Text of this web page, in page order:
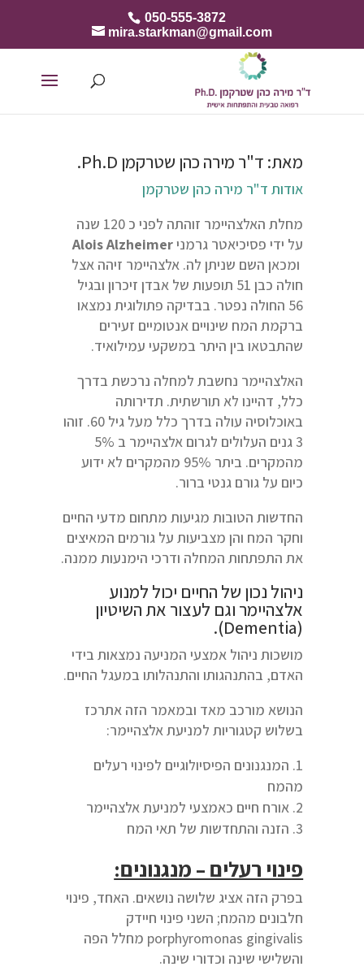
050-555-3872
mira.starkman@gmail.com
מאת: ד"ר מירה כהן שטרקמן Ph.D.
אודות ד"ר מירה כהן שטרקמן
מחלת האלצהיימר זוהתה לפני כ 120 שנה
על ידי פסיכיאטר גרמניAlois Alzheimer
ומכאן השם שניתן לה. אלצהיימר זיהה אצל
חולה כבן 51 תופעות של אבדן זיכרון ובגיל
56 החולה נפטר. בבדיקה פתולוגית נמצאו
ברקמת המח שינויים אנטומיים זעירים
שהתבטאו בין היתר במשקעי עמילואיד.
האלצהיימר נחשבת למחלה נרכשת בדרך
כלל, דהיינו לא תורשתית. תדירותה
באוכלוסיה עולה בדרך כלל מעל גיל 60. זוהו
3 גנים העלולים לגרום אלצהיימר ב 5%
מהמקרים. ביתר 95% מהמקרים לא ידוע
כיום על גורם גנטי ברור.
החדשות הטובות מגיעות מתחום מדעי החיים
וחקר המח והן מצביעות על גורמים המאיצים
את התפתחות המחלה ודרכי הימנעות ממנה.
ניהול נכון של החיים יכול למנוע
אלצהיימר וגם לעצור את השיטיון
(Dementia).
מושכות ניהול אמצעי המניעה נמצאות בידי
האדם, בהתנהגותו והתנהלותו במעגל החיים.
הנושא מורכב מאד ובמאמר הזה אתרכז
בשלוש קטגוריות למניעת אלצהיימר:
המנגנונים הפיסיולוגיים לפינוי רעלים
מהמח
אורח חיים כאמצעי למניעת אלצהיימר
הזנה והתחדשות של תאי המח
פינוי רעלים – מנגנונים:
בפרק הזה אציג שלושה נושאים. האחד, פינוי
חלבונים מהמח; השני פינוי חיידק
porphyromonas gingivalis מחלל הפה
והשלישי שינה וכדורי שינה.